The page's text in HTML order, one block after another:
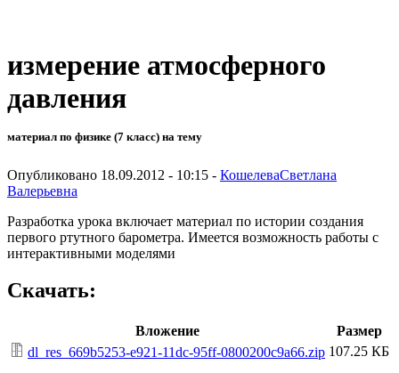
измерение атмосферного
давления
материал по физике (7 класс) на тему
Опубликовано 18.09.2012 - 10:15 - КошелеваСветлана
Валерьевна
Разработка урока включает материал по истории создания
первого ртутного барометра. Имеется возможность работы с
интерактивными моделями
Скачать:
Вложение
Размер
dl_res_669b5253-e921-11dc-95ff-0800200c9a66.zip 107.25 КБ